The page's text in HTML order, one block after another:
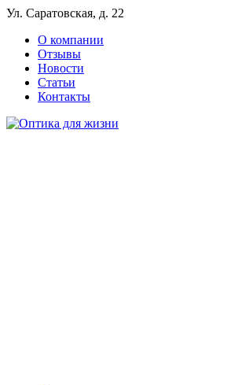
Ул. Саратовская, д. 22
О компании
Отзывы
Новости
Статьи
Контакты